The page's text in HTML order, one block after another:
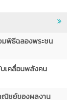
มพิธีฉลองพระชน
เคลื่อนพลังคน
ณิชย์ของผลงาน